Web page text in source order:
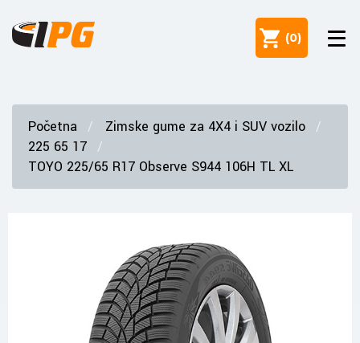
(0)
Početna
Zimske gume za 4X4 i SUV vozilo
225 65 17
TOYO 225/65 R17 Observe S944 106H TL XL